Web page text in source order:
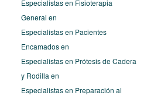
Especialistas en Fisioterapia
General en
Especialistas en Pacientes
Encamados en
Especialistas en Prótesis de Cadera
y Rodilla en
Especialistas en Preparación al